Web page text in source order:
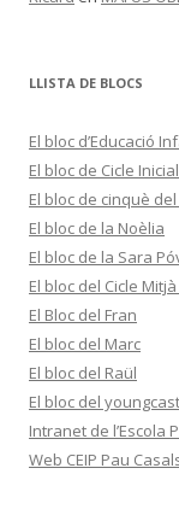
El bloc de Cicle
El bloc de la Noèlia
El bloc de la Sara
El bloc del Cicle
El Bloc del Fran
El bloc del Marc
El bloc del Raül
El bloc del youngcast
Intranet de l’Escola
Web CEIP Pau Casals